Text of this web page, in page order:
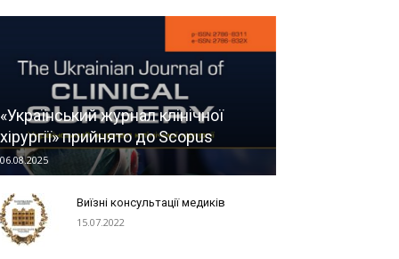
«Український журнал клінічної
хірургії» прийнято до Scopus
06.08.2025
Виїзні консультації медиків
15.07.2022